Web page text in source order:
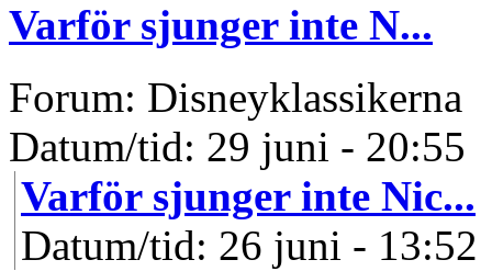
Varför sjunger inte N...
Forum: Disneyklassikerna
Datum/tid: 29 juni - 20:55
Varför sjunger inte Nic...
Datum/tid: 26 juni - 13:52